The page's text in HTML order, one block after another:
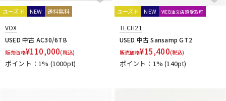
ユーズド NEW 送料無料
VOX
USED 中古 AC30/6TB
販売価格¥110,000(税込)
ポイント：1% (1000pt)
ユーズド NEW WEB注文店頭受取可
TECH21
USED 中古 Sansamp GT2
販売価格¥15,400(税込)
ポイント：1%(140pt)